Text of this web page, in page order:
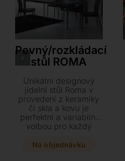
Pevný/rozkládací
stůl ROMA
Unikátní designový
jídelní stůl Roma v
provedení z keramiky
či skla a kovu je
perfektní a variabilní
volbou pro každý
Rozkládací verze s
Na objednávku